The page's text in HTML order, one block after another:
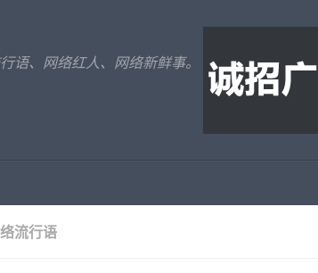
语、网络红人、网络新鲜事。
流行语